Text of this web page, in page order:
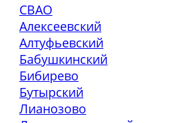
СВАО
Алексеевский
Алтуфьевский
Бабушкинский
Бибирево
Бутырский
Лианозово